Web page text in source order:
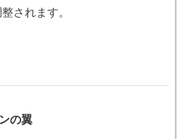
されます。
の翼